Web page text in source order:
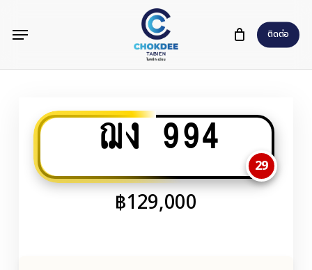
content
ติดต่อ
Menu
ฌง 994
29
฿129,000